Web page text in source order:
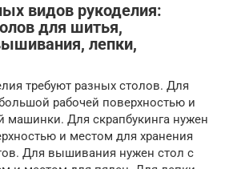
видов рукоделия:
для шитья,
лепки,
требуют разных столов. Для
рабочей поверхностью и
машинки. Для скрапбукинга нужен
и местом для хранения
Для вышивания нужен стол с